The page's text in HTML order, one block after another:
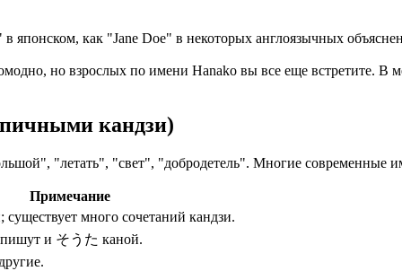
японском, как "Jane Doe" в некоторых англоязычных
но взрослых по имени Hanako вы все еще встретите. В
кандзи)
"летать", "свет", "добродетель". Многие
Примечание
много сочетаний кандзи.
и そうた каной.